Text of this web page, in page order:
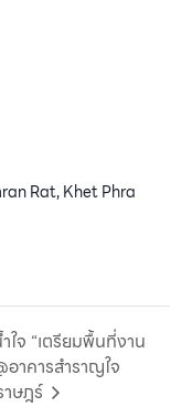
Rat, Khet Phra
ใจ “เตรียมพื้นที่งาน
อาคารสำราญใจ
ษฎร์